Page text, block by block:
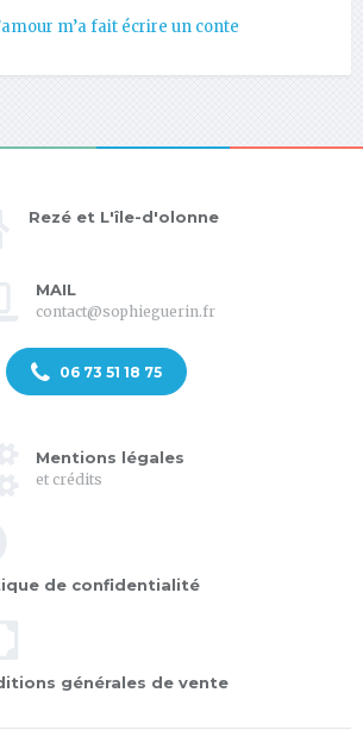
m’a fait écrire un conte
Rezé et L'île-d'olonne
MAIL
contact@sophieguerin.fr
06 73 51 18 75
Mentions légales
et crédits
de confidentialité
générales de vente